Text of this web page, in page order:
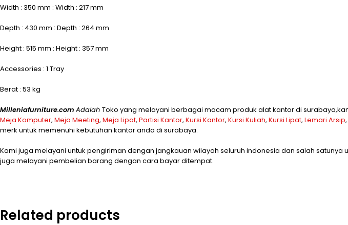
Width : 350 mm : Width : 217 mm
Depth : 430 mm : Depth : 264 mm
Height : 515 mm : Height : 357 mm
Accessories : 1 Tray
Berat : 53 kg
Milleniafurniture.com Adalah Toko yang melayani berbagai macam produk alat kantor di
Meja Komputer, Meja Meeting, Meja Lipat, Partisi Kantor, Kursi Kantor, Kursi Kuliah, Kursi Lipat, Lemari Arsip,
merk untuk memenuhi kebutuhan kantor anda di surabaya.
Kami juga melayani untuk pengiriman dengan jangkauan wilayah seluruh indonesia dan salah
juga melayani pembelian barang dengan cara bayar ditempat.
Related products